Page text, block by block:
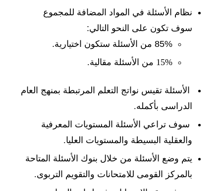
نظام الأسئلة في المواد المضافة للمجموع
سوف تكون على النحو التالي:
85% من الأسئلة ستكون اختيارية.
15% من الأسئلة مقالية.
الأسئلة تقيس نواتج التعلم المرتبطة بمنهج العام
الدراسى بأكمله.
سوف تراعي الأسئلة المستويات المعرفية
والعقلية البسيطة والمستويات العليا.
يتم وضع الأسئلة من خلال بنوك الأسئلة المتاحة
بالمركز القومى للامتحانات والتقويم التربوى.